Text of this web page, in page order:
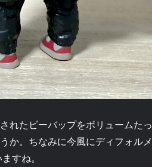
れたビーバップをボリュームたっ
か。ちなみに今風にディフォルメ
すね。